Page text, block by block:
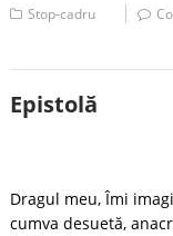
Stop-cadru
Epistolă
Dragul meu, Îmi
cumva desuetă,